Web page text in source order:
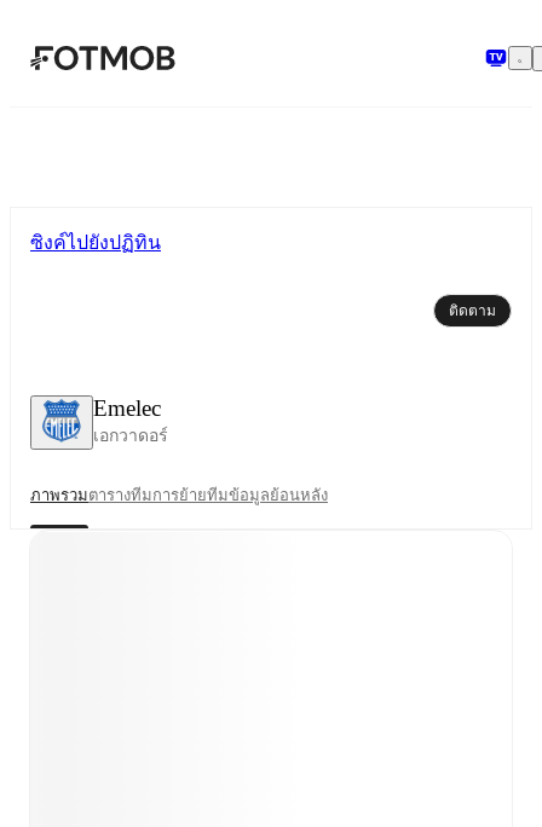
ข้ามไปยังเนื้อหาหลัก
Emelec
เอกวาดอร์
ซิงค์ไปยังปฏิทิน
ติดตาม
ภาพรวมตารางทีมการย้ายทีมข้อมูลย้อนหลัง